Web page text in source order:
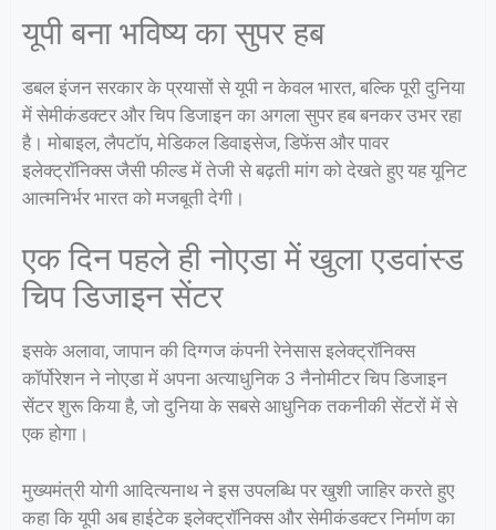
यूपी बना भविष्य का सुपर हब
डबल इंजन सरकार के प्रयासों से यूपी न केवल भारत, बल्कि पूरी दुनिया
में सेमीकंडक्टर और चिप डिजाइन का अगला सुपर हब बनकर उभर रहा
है। मोबाइल, लैपटॉप, मेडिकल डिवाइसेज, डिफेंस और पावर
इलेक्ट्रॉनिक्स जैसी फील्ड में तेजी से बढ़ती मांग को देखते हुए यह यूनिट
आत्मनिर्भर भारत को मजबूती देगी।
एक दिन पहले ही नोएडा में खुला एडवांस्ड
चिप डिजाइन सेंटर
इसके अलावा, जापान की दिग्गज कंपनी रेनेसास इलेक्ट्रॉनिक्स
कॉर्पोरेशन ने नोएडा में अपना अत्याधुनिक 3 नैनोमीटर चिप डिजाइन
सेंटर शुरू किया है, जो दुनिया के सबसे आधुनिक तकनीकी सेंटरों में से
एक होगा।
मुख्यमंत्री योगी आदित्यनाथ ने इस उपलब्धि पर खुशी जाहिर करते हुए
कहा कि यूपी अब हाईटेक इलेक्ट्रॉनिक्स और सेमीकंडक्टर निर्माण का